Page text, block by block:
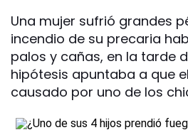
Una mujer sufrió grandes
incendio de su precaria
palos y cañas, en la tarde
hipótesis apuntaba a que
causado por uno de los